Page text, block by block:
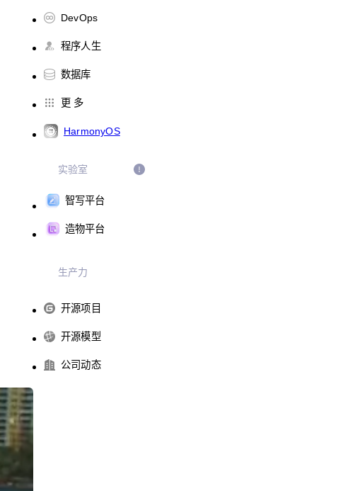
DevOps
程序人生
数据库
更 多
HarmonyOS
实验室
智写平台
造物平台
生产力
开源项目
开源模型
公司动态